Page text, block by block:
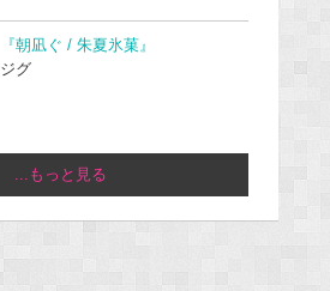
『朝凪ぐ / 朱夏氷菓』
ジグ
...もっと見る